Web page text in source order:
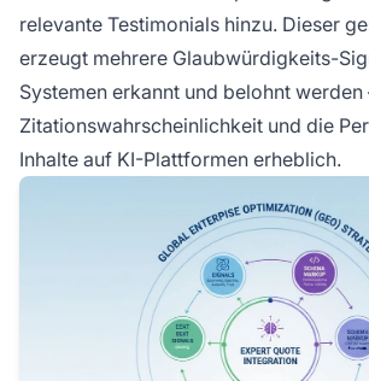
relevante Testimonials hinzu. Dieser
erzeugt mehrere Glaubwürdigkeits-
Systemen erkannt und belohnt werden
Zitationswahrscheinlichkeit und die
Inhalte auf KI-Plattformen erheblich.